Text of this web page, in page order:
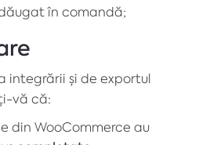
în comandă;
integrării și de exportul
vă că:
din WooCommerce au